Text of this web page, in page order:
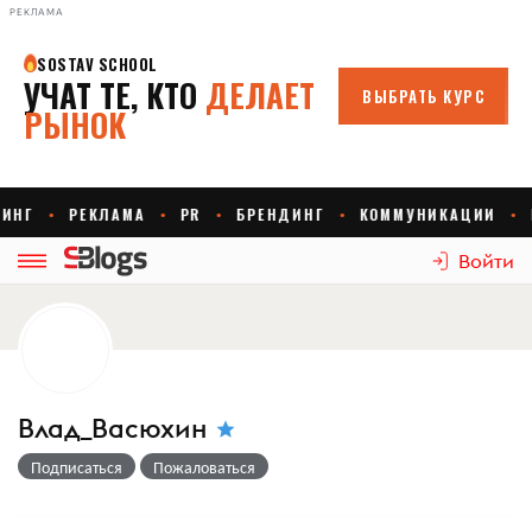
РЕКЛАМА
Войти
Влад_Васюхин
Подписаться Пожаловаться